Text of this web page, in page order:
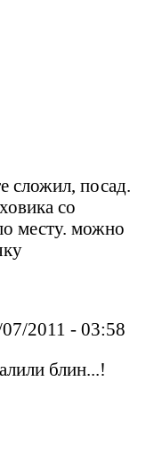
сложил, посад.
со
месту. можно
2011 - 03:58
блин...!